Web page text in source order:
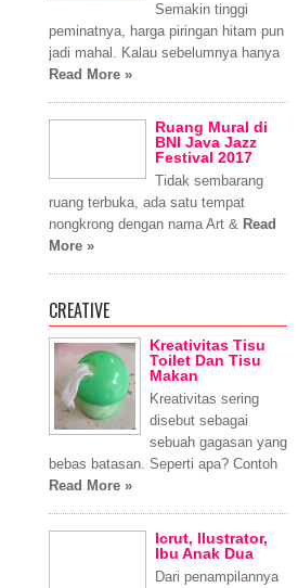
Semakin tinggi
peminatnya, harga piringan hitam pun
jadi mahal. Kalau sebelumnya hanya
Read More »
Ruang Mural di
BNI Java Jazz
Festival 2017
Tidak sembarang
ruang terbuka, ada satu tempat
nongkrong dengan nama Art & Read
More »
CREATIVE
Kreativitas Tisu
Toilet Dan Tisu
Makan
Kreativitas sering
disebut sebagai
sebuah gagasan yang
bebas batasan. Seperti apa? Contoh
Read More »
Icrut, Ilustrator,
Ibu Anak Dua
Dari penampilannya